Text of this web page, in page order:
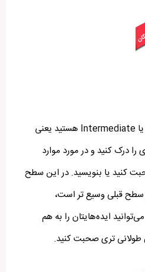
اگر شما دانشجوی سطح B1 یا Intermediate هستید یعنی
درک کنید و در مورد موارد
کنید یا بنویسید. در این سطح
قبلی وسیع تر است،
ایده‌هایتان را به هم
تری صحبت کنید.